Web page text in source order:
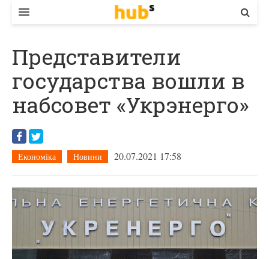
ЕКОНОМІКА
БІЗНЕС
СТАРТЕР
КОНТАКТИ
Представители
государства вошли в
набсовет «Укрэнерго»
Економіка Новини 20.07.2021 17:58